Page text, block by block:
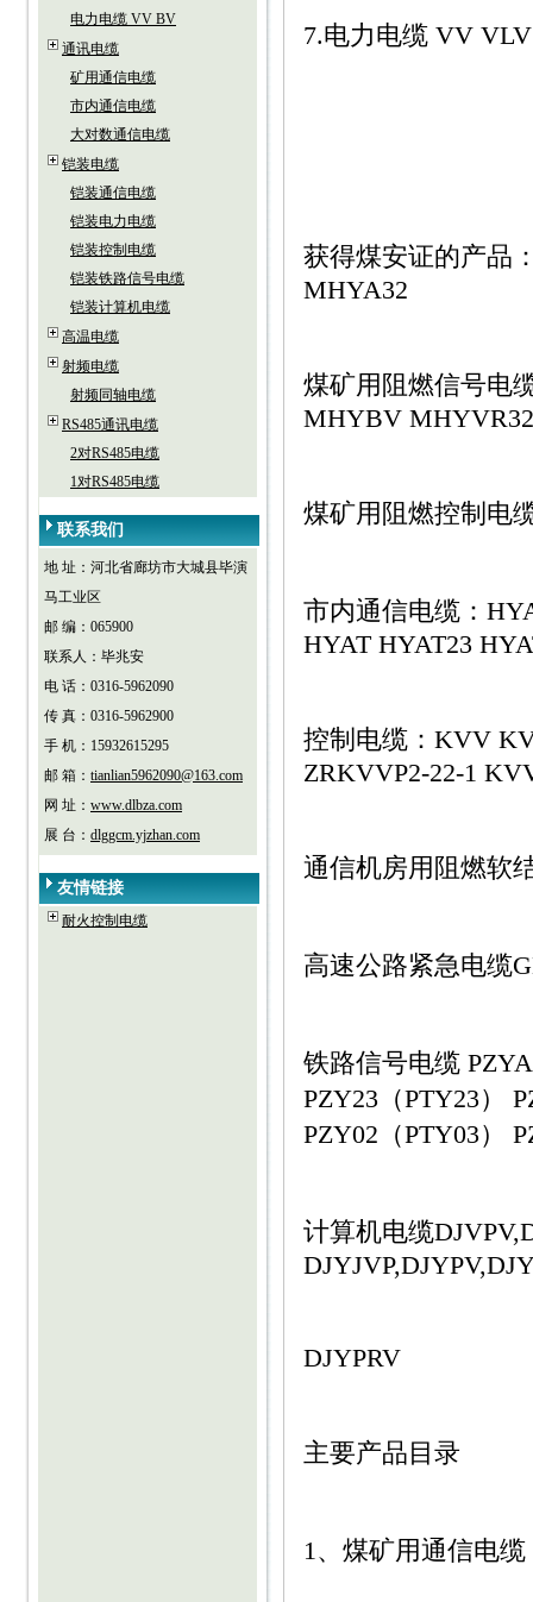
电力电缆 VV BV
通讯电缆
矿用通信电缆
市内通信电缆
大对数通信电缆
铠装电缆
铠装通信电缆
铠装电力电缆
铠装控制电缆
铠装铁路信号电缆
铠装计算机电缆
高温电缆
射频电缆
射频同轴电缆
RS485通讯电缆
2对RS485电缆
1对RS485电缆
联系我们
地 址：河北省廊坊市大城县毕演
马工业区
邮 编：065900
联系人：毕兆安
电 话：0316-5962090
传 真：0316-5962900
手 机：15932615295
邮 箱： tianlian5962090@163.com
网 址： www.dlbza.com
展 台： dlggcm.yjzhan.com
友情链接
耐火控制电缆
7.电力电缆 VV
获得煤安证的产品
MHYA32
煤矿用阻燃信号电
MHYBV MHYVR32
煤矿用阻燃控制电
市内通信电缆：
HYAT HYAT23
控制电缆：KVV
ZRKVVP2-22-1
通信机房用阻燃软
高速公路紧急电缆
铁路信号电缆
PZY23（PTY23）
PZY02（PTY03）
计算机电缆
DJYPRV
主要产品目录
1、煤矿用通信电缆